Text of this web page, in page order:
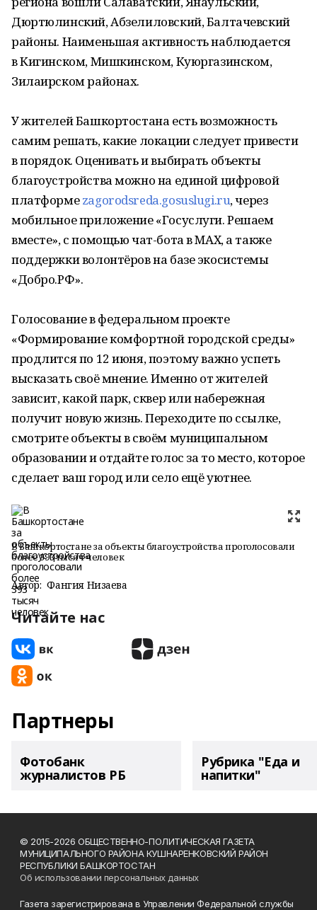
Дюртюлинский, Абзелиловский, Балтачевский
районы. Наименьшая активность наблюдается
в Кигинском, Мишкинском, Куюргазинском,
Зилаирском районах.
У жителей Башкортостана есть возможность
самим решать, какие локации следует привести
в порядок. Оценивать и выбирать объекты
благоустройства можно на единой цифровой
платформеzagorodsreda.gosuslugi.ru, через
мобильное приложение «Госуслуги. Решаем
вместе», с помощью чат-бота в MАХ, а также
поддержки волонтёров на базе экосистемы
«Добро.РФ».
Голосование в федеральном проекте
«Формирование комфортной городской среды»
продлится по 12 июня, поэтому важно успеть
высказать своё мнение. Именно от жителей
зависит, какой парк, сквер или набережная
получит новую жизнь. Переходите по ссылке,
смотрите объекты в своём муниципальном
образовании и отдайте голос за то место, которое
сделает ваш город или село ещё уютнее.
В Башкортостане за объекты благоустройства проголосовали
более 393 тысяч человек
Автор: Фангия Низаева
Читайте нас
Партнеры
Фотобанк
журналистов РБ
Рубрика "Еда и
напитки"
© 2015-2026 ОБЩЕСТВЕННО-ПОЛИТИЧЕСКАЯ ГАЗЕТА
МУНИЦИПАЛЬНОГО РАЙОНА КУШНАРЕНКОВСКИЙ РАЙОН
РЕСПУБЛИКИ БАШКОРТОСТАН
Об использовании персональных данных
Газета зарегистрирована в Управлении Федеральной службы